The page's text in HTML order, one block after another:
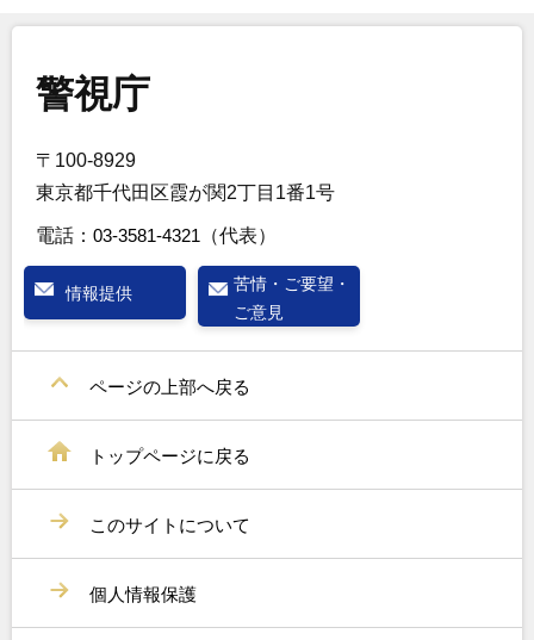
警視庁
〒100-8929
東京都千代田区霞が関2丁目1番1号
電話： 03-3581-4321 （代表）
情報提供
苦情・ご要望・
ご意見
ページの上部へ戻る
トップページに戻る
このサイトについて
個人情報保護